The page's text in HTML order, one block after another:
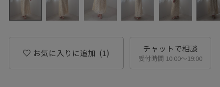
お気に入りに追加 (1) チャットで相談
受付時間 10:00〜19:00